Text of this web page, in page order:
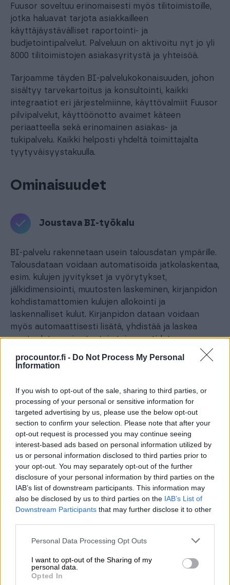
procountor.fi - Do Not Process My Personal
Information
If you wish to opt-out of the sale, sharing to third parties, or
processing of your personal or sensitive information for
targeted advertising by us, please use the below opt-out
section to confirm your selection. Please note that after your
opt-out request is processed you may continue seeing
interest-based ads based on personal information utilized by
us or personal information disclosed to third parties prior to
your opt-out. You may separately opt-out of the further
disclosure of your personal information by third parties on the
IAB’s list of downstream participants. This information may
also be disclosed by us to third parties on the IAB’s List of
Downstream Participants that may further disclose it to other
Please note that this website/app uses one or more Google
not limited to your visit or usage behaviour. You may click to
grant or deny consent to Google and its third-party tags to
use your data for below specified purposes in below Google
Personal Data Processing Opt Outs
I want to opt-out of the Sharing of my
personal data.
Opted In
Fuusor soveltuu erinomaisesti myös tilitoimistoille,
jotka haluavat tarjota asiakkailleen
käyttäjäystävälliset raportointi- ja
budjetointipalvelut. Palveluun on aktivoitu nyt jo yli
8000 tilitoimistojen asiakasyritystä ja yhteisöä.
Tarjoamme täyden BI-palvelukokonaisuuden, johon
sisältyy tarvekartoitus ja konsultointi, kaikki
integraatiot eri järjestelmiinne, käyttövalmiit Fuusor
pilvipalvelut, käyttöönotto avaimet käteen
periaatteella sekä erinomainen asiakas- ja
tukipalvelu. Kaikki helposti yhdeltä toimittajalta
tyytyväisyystakuulla.
Ominaisuudet
Joustava BI-työkalu
BI-palvelu rakennetaan usein talousdatan ympärille.
Talousdataan voidaan automatisoida jatkolaskentaa,
esim. kulujen jyvitykset ja vyörytykset,
jälkidimensiointi, muutosten laskeminen, kirjanpidon
kohdistamattomien kulujen allokointi ja
laskennalliset kulut. Kirjanpidon dataan voidaan
myös automaattisesti lisätä, yhdistää ja laskea
muuta dataa esim. tunteja tai myyntidataa.
Saat tulosbudjetin pohjalta tasebudjetin ja
kassavirtaennusteen automaattisesti annettujen
parametrien mukaisesti. Joustavien budjettipohjien
avulla voit budjetoida niin kuin raportoitkin. Esim.
myynnissä voidaan budjetoida suoraan niitä asioita
mitä käytetään tarjouksissa ja sopimuksissa.
Luonnollisesti myös perinteinen tilikohtainen
budjetointi onnistuu yhtä hyvin.
Vaativaan konsernilaskentaan ja raportointiin.
Fuusor Konserni automatisoi konsernilaskennan ja -